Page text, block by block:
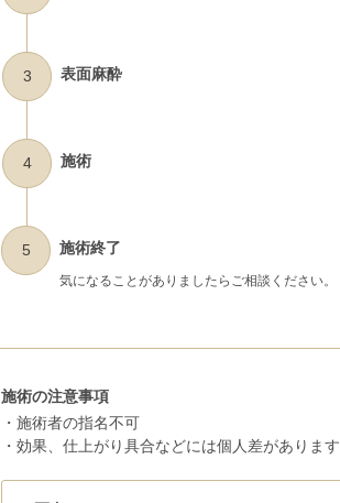
3 表面麻酔
4 施術
5 施術終了
気になることがありましたらご相談ください。
施術の注意事項
・施術者の指名不可
・効果、仕上がり具合などには個人差があります